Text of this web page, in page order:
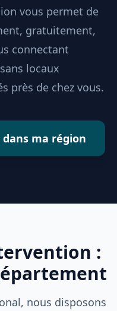
vous permet de
gratuitement,
connectant
locaux
près de chez vous.
ma région
:
nous disposons